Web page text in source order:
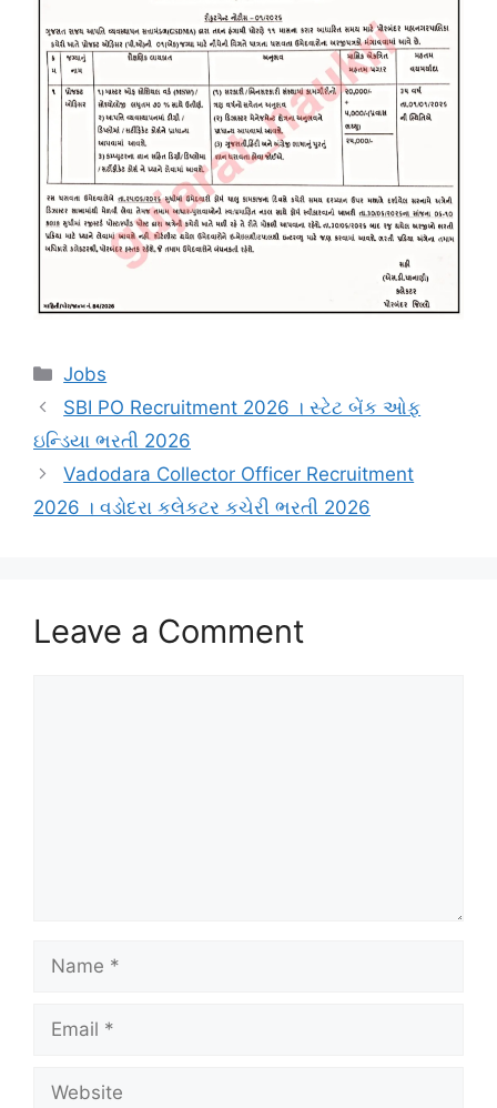
Categories
Jobs
SBI PO Recruitment 2026 । સ્ટેટ બેંક ઓફ
ઇન્ડિયા ભરતી 2026
Vadodara Collector Officer Recruitment
2026 । વડોદરા કલેકટર કચેરી ભરતી 2026
Leave a Comment
Name
Email
Website